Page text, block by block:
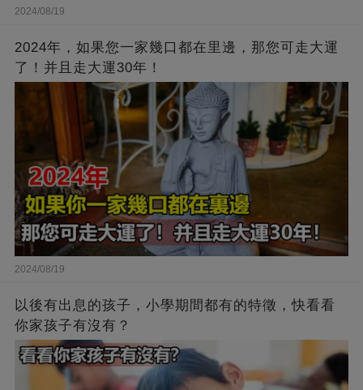
2024/08/19
2024年，如果您一家幾口都在里邊，那您可走大運
了！并且走大運30年！
2024/08/19
以後有出息的孩子，小學期間都有的特徵，快看看
你家孩子有沒有？